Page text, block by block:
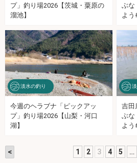
プ」釣り場2026【茨城・粟原の
溜池】
ぶな
よう
淡水の釣り
今週のヘラブナ「ピックアッ
プ」釣り場2026【山梨・河口
湖】
吉田
ぶな
よう
< 1 2 3 4 5 …